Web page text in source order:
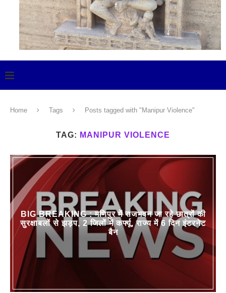
Home Tags Posts tagged with "Manipur Violence"
TAG: MANIPUR VIOLENCE
BIG BREAKING : मणिपुर में राजभवन जा रहे छात्रों की
सुरक्षाबलों से झड़प, 2 जिलों में कर्फ्यू, राज्य में 6 दिन इंटरनेट
बैन